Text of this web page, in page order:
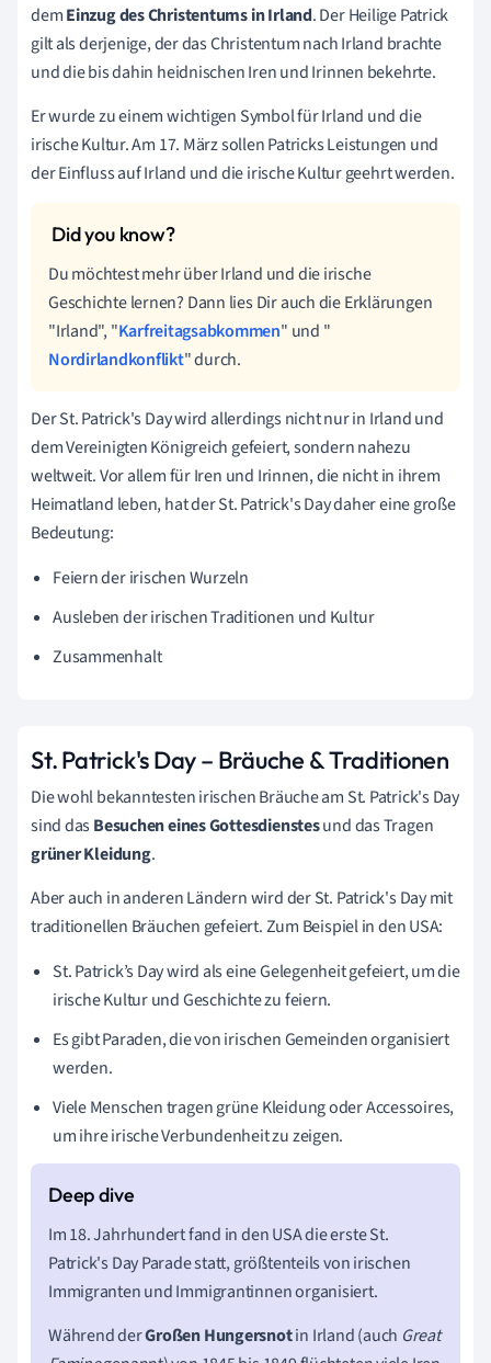
demEinzug des Christentums in Irland. Der Heilige Patrick
gilt als derjenige, der das Christentum nach Irland brachte
und die bis dahin heidnischen Iren und Irinnen bekehrte.
Er wurde zu einem wichtigen Symbol für Irland und die
irische Kultur. Am 17. März sollen Patricks Leistungen und
der Einfluss auf Irland und die irische Kultur geehrt werden.
Du möchtest mehr über Irland und die irische
Geschichte lernen? Dann lies Dir auch die Erklärungen
"Irland", "Karfreitagsabkommen" und "
Nordirlandkonflikt" durch.
Der St. Patrick's Day wird allerdings nicht nur in Irland und
dem Vereinigten Königreich gefeiert, sondern nahezu
weltweit. Vor allem für Iren und Irinnen, die nicht in ihrem
Heimatland leben, hat der St. Patrick's Day daher eine große
Bedeutung:
Feiern der irischen Wurzeln
Ausleben der irischen Traditionen und Kultur
Zusammenhalt
St. Patrick's Day – Bräuche & Traditionen
Die wohl bekanntesten irischen Bräuche am St. Patrick's Day
sind dasBesuchen eines Gottesdienstesund das Tragen
grüner Kleidung.
Aber auch in anderen Ländern wird der St. Patrick's Day mit
traditionellen Bräuchen gefeiert. Zum Beispiel in den USA:
St. Patrick’s Day wird als eine Gelegenheit gefeiert, um die
irische Kultur und Geschichte zu feiern.
Es gibt Paraden, die von irischen Gemeinden organisiert
werden.
Viele Menschen tragen grüne Kleidung oder Accessoires,
um ihre irische Verbundenheit zu zeigen.
Im 18. Jahrhundert fand in den USA die erste St.
Patrick's Day Parade statt, größtenteils von irischen
Immigranten und Immigrantinnen organisiert.
Während derGroßen Hungersnotin Irland (auch Great